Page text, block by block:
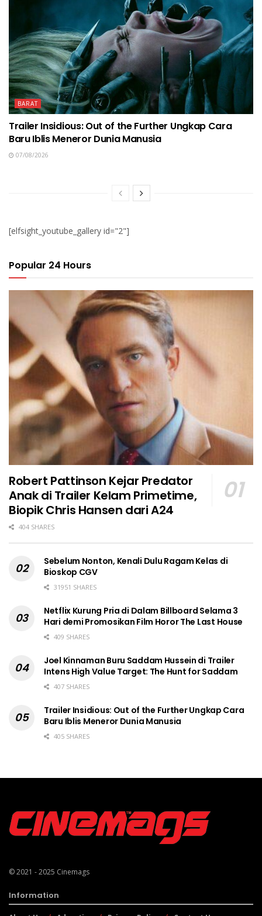
BARAT
Trailer Insidious: Out of the Further Ungkap Cara
Baru Iblis Meneror Dunia Manusia
07/08/2026
[elfsight_youtube_gallery id="2"]
Popular 24 Hours
Robert Pattinson Kejar Predator
Anak di Trailer Kelam Primetime,
Biopik Chris Hansen dari A24
404 SHARES
Sebelum Nonton, Kenali Dulu Ragam Kelas di
Bioskop CGV
31951 SHARES
Netflix Kurung Pria di Dalam Billboard Selama 3
Hari demi Promosikan Film Horor The Last House
409 SHARES
Joel Kinnaman Buru Saddam Hussein di Trailer
Intens High Value Target: The Hunt for Saddam
407 SHARES
Trailer Insidious: Out of the Further Ungkap Cara
Baru Iblis Meneror Dunia Manusia
405 SHARES
© 2021 - 2025 Cinemags
Information